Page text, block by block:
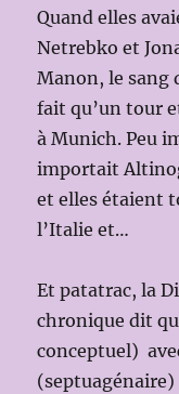
Quand elles
Netrebko et
Manon, le sang
fait qu’un tour
à Munich. Peu
importait
et elles étaient
l’Italie et…
Et patatrac, la
chronique dit
conceptuel)